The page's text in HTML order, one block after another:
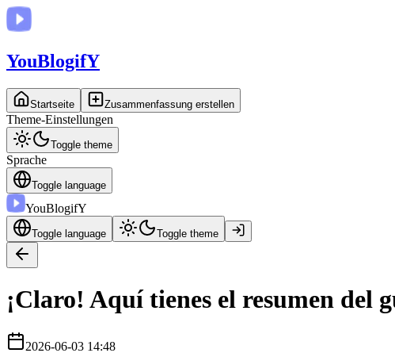
YouBlogifY
Startseite Zusammenfassung erstellen
Theme-Einstellungen
Toggle theme
Sprache
Toggle language
YouBlogifY
Toggle language Toggle theme
¡Claro! Aquí tienes el resumen del
2026-06-03 14:48